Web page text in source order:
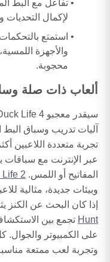
تفاعل مع البط
لإكمال
استمتع بالتحكمات
والأجهزة
محجوبة.
ألعاب ذات صلة
سيقدر معجبو Duck Life 4 اللعبة الأصلية
آليات تدريب وسباق
تجربة متعددة اللاعبين
عبر الإنترنت مع
المفاتيح أو اللمس. Life 2
وبيئات جديدة، مثالية
إذا كان البحث عن الكنز
Hunt تجمع بين
على الكمبيوتر
وتجربة لعب ممتعة